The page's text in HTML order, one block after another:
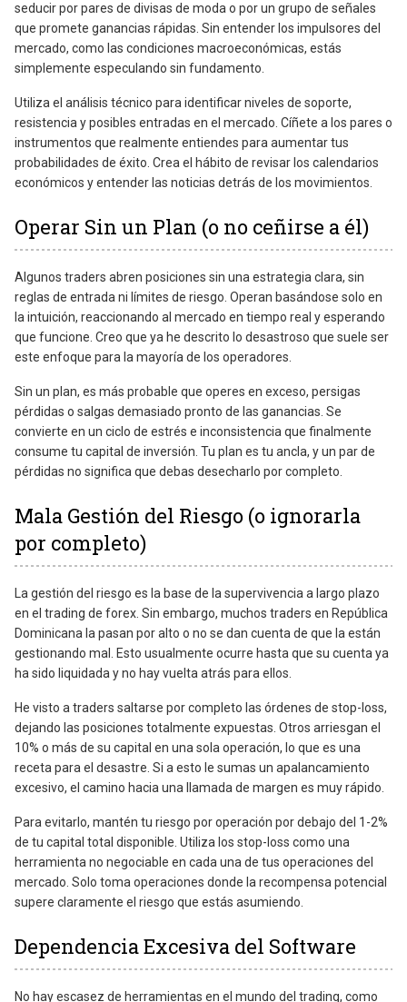
seducir por pares de divisas de moda o por un grupo de señales
que promete ganancias rápidas. Sin entender los impulsores del
mercado, como las condiciones macroeconómicas, estás
simplemente especulando sin fundamento.
Utiliza el análisis técnico para identificar niveles de soporte,
resistencia y posibles entradas en el mercado. Cíñete a los pares o
instrumentos que realmente entiendes para aumentar tus
probabilidades de éxito. Crea el hábito de revisar los calendarios
económicos y entender las noticias detrás de los movimientos.
Operar Sin un Plan (o no ceñirse a él)
Algunos traders abren posiciones sin una estrategia clara, sin
reglas de entrada ni límites de riesgo. Operan basándose solo en
la intuición, reaccionando al mercado en tiempo real y esperando
que funcione. Creo que ya he descrito lo desastroso que suele ser
este enfoque para la mayoría de los operadores.
Sin un plan, es más probable que operes en exceso, persigas
pérdidas o salgas demasiado pronto de las ganancias. Se
convierte en un ciclo de estrés e inconsistencia que finalmente
consume tu capital de inversión. Tu plan es tu ancla, y un par de
pérdidas no significa que debas desecharlo por completo.
Mala Gestión del Riesgo (o ignorarla
por completo)
La gestión del riesgo es la base de la supervivencia a largo plazo
en el trading de forex. Sin embargo, muchos traders en República
Dominicana la pasan por alto o no se dan cuenta de que la están
gestionando mal. Esto usualmente ocurre hasta que su cuenta ya
ha sido liquidada y no hay vuelta atrás para ellos.
He visto a traders saltarse por completo las órdenes de stop-loss,
dejando las posiciones totalmente expuestas. Otros arriesgan el
10% o más de su capital en una sola operación, lo que es una
receta para el desastre. Si a esto le sumas un apalancamiento
excesivo, el camino hacia una llamada de margen es muy rápido.
Para evitarlo, mantén tu riesgo por operación por debajo del 1-2%
de tu capital total disponible. Utiliza los stop-loss como una
herramienta no negociable en cada una de tus operaciones del
mercado. Solo toma operaciones donde la recompensa potencial
supere claramente el riesgo que estás asumiendo.
Dependencia Excesiva del Software
No hay escasez de herramientas en el mundo del trading, como